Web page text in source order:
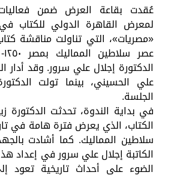
عُقدت بقاعة العرض ضمن فعاليات
«مصريات»، التي تناولت مناقشة
الدكتورة إجلال علي سرور. وقد أدار
علي الحسيني، بينما تولت
الجلسة.
في بداية الندوة، تحدثت الدكتورة
الكتاب، الذي يعرض فترة هامة في
سلاطين المماليك. كما أشادت
الكاتبة إجلال علي سرور في إعداد